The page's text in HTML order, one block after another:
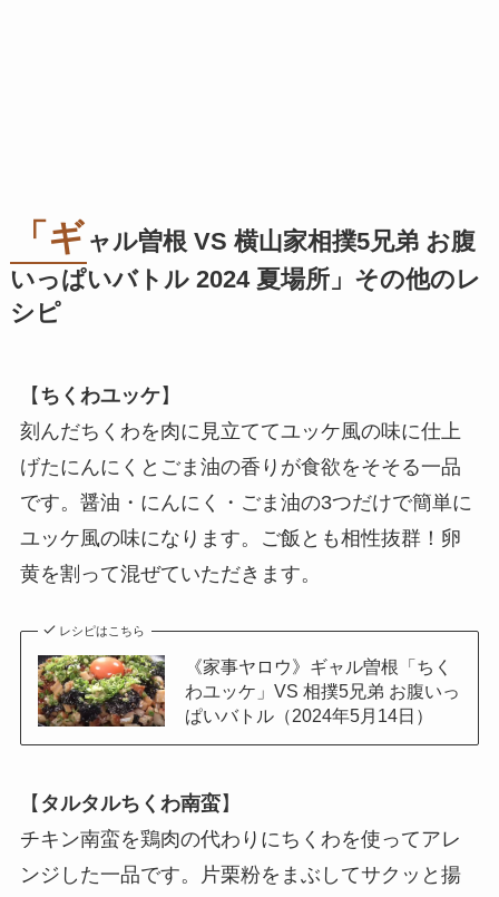
「ギ ャル曽根 VS 横山家相撲5兄弟 お腹
いっぱいバトル 2024 夏場所」その他のレ
シピ
【 ちくわユッケ】
刻んだちくわを肉に見立ててユッケ風の味に仕上
げたにんにくとごま油の香りが食欲をそそる一品
です。醤油・にんにく・ごま油の3つだけで簡単に
ユッケ風の味になります。ご飯とも相性抜群！卵
黄を割って混ぜていただきます。
レシピはこちら
《家事ヤロウ》ギャル曽根「ちく
わユッケ」VS 相撲5兄弟 お腹いっ
ぱいバトル（2024年5月14日）
【 タルタルちくわ南蛮】
チキン南蛮を鶏肉の代わりにちくわを使ってアレ
ンジした一品です。片栗粉をまぶしてサクッと揚